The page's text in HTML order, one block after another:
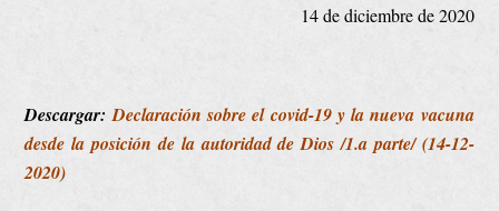
14 de diciembre de 2020
Descargar:Declaración sobre el covid-19 y la nueva vacuna
desde la posición de la autoridad de Dios /1.a parte/ (14-12-
2020)